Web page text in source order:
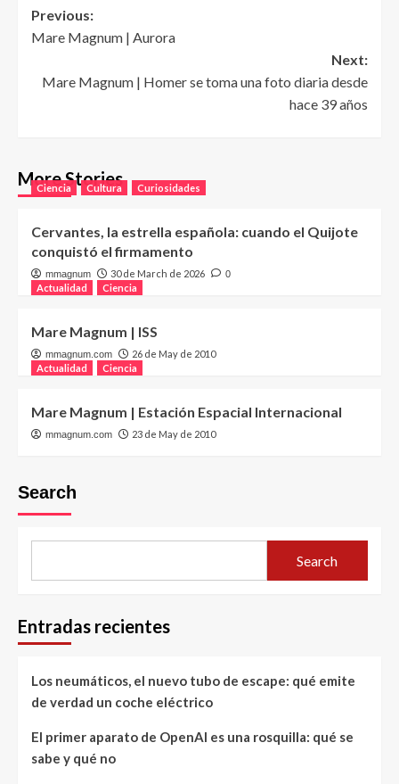
Post
navigation
Previous:
Mare Magnum | Aurora
Next:
Mare Magnum | Homer se toma una foto diaria desde
hace 39 años
More Stories
Ciencia Cultura Curiosidades
Cervantes, la estrella española: cuando el Quijote
conquistó el firmamento
mmagnum 30 de March de 2026 0
Actualidad Ciencia
Mare Magnum | ISS
mmagnum.com
26 de May de 2010
Actualidad
Ciencia
Mare Magnum | Estación Espacial Internacional
mmagnum.com 23 de May de 2010
Search
Search
Entradas recientes
Los neumáticos, el nuevo tubo de escape: qué emite
de verdad un coche eléctrico
El primer aparato de OpenAI es una rosquilla: qué se
sabe y qué no